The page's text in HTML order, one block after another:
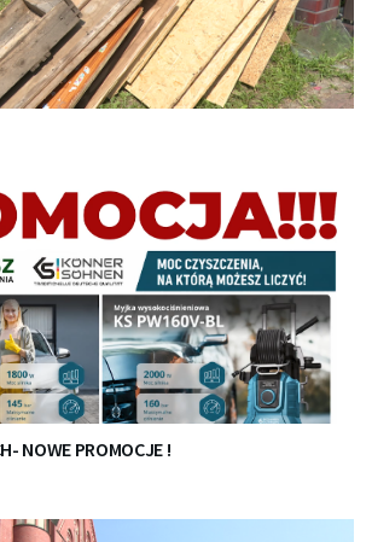
NOWE PROMOCJE !